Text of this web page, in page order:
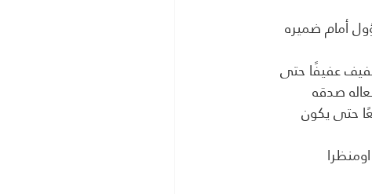
أمام ضميره
عفيفًا حتى
حتى يكون